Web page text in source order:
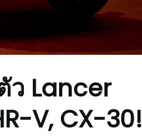
ว Lancer
V, CX-30!